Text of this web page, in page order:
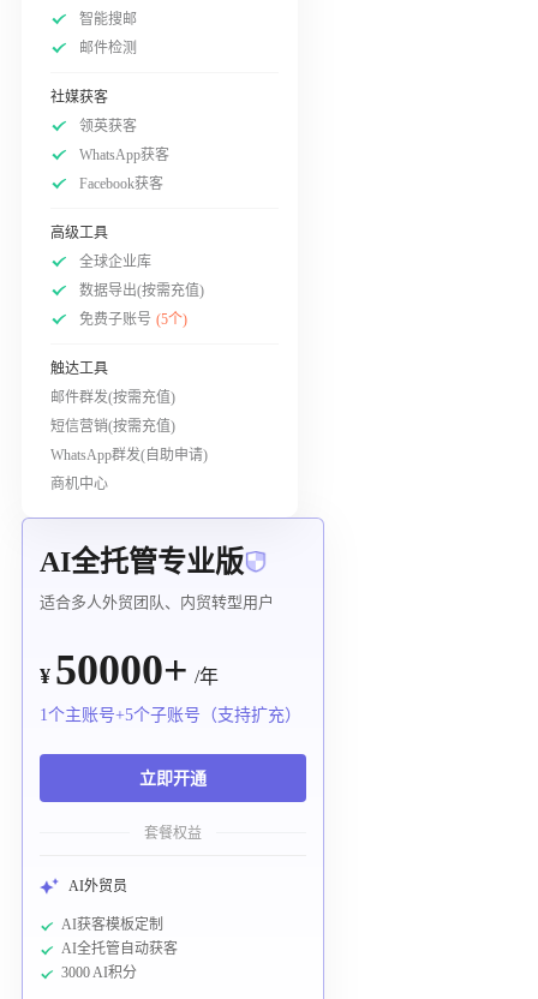
智能搜邮
邮件检测
社媒获客
领英获客
WhatsApp获客
Facebook获客
高级工具
全球企业库
数据导出(按需充值)
免费子账号 (5个)
触达工具
邮件群发(按需充值)
短信营销(按需充值)
WhatsApp群发(自助申请)
商机中心
AI全托管专业版
适合多人外贸团队、内贸转型用户
¥ 50000+ /年
1个主账号+5个子账号（支持扩充）
立即开通
套餐权益
AI外贸员
AI获客模板定制
AI全托管自动获客
3000 AI积分